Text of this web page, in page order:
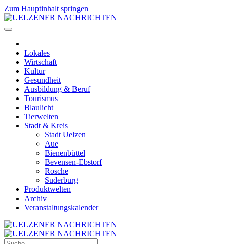
Zum Hauptinhalt springen
Lokales
Wirtschaft
Kultur
Gesundheit
Ausbildung & Beruf
Tourismus
Blaulicht
Tierwelten
Stadt & Kreis
Stadt Uelzen
Aue
Bienenbüttel
Bevensen-Ebstorf
Rosche
Suderburg
Produktwelten
Archiv
Veranstaltungskalender